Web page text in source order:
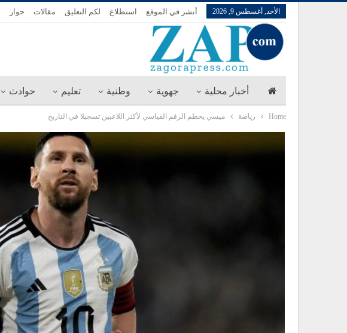
الأحد, أغسطس 9, 2026 أنشر في الموقع استطلاع لكم التعليق مقالات حوار
أخبار محلية جهوية وطنية تعليم حوادث
Home رياضة ميسي يحطم الرقم القياسي لأكثر اللاعبين تسجيلا في التاريخ